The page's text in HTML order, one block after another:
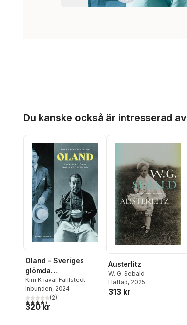
Du kanske också är intresserad av
Oland – Sveriges
glömda
Hollywoodstjärna
Kim Khavar Fahlstedt
Inbunden, 2024
4,5utav 5 stjärnor. Totalt antal röster:
(2)
320 kr
Austerlitz
W. G. Sebald
Häftad, 2025
313 kr